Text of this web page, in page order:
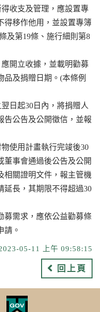
收支及管理，應設置專
得移作他用，並設置專簿
及第19條、施行細則第8
開立收據，並載明勸募
及捐贈日期。(本條例
日起30日內，將捐贈人
告公告及公開徵信，並報
使用計畫執行完竣後30
董事會通過後公告及公開
相關證明文件，報主管機
延長，其期限不得超過30
募需求，應依公益勸募條
請。
05-11 上午 09:58:15
回上頁